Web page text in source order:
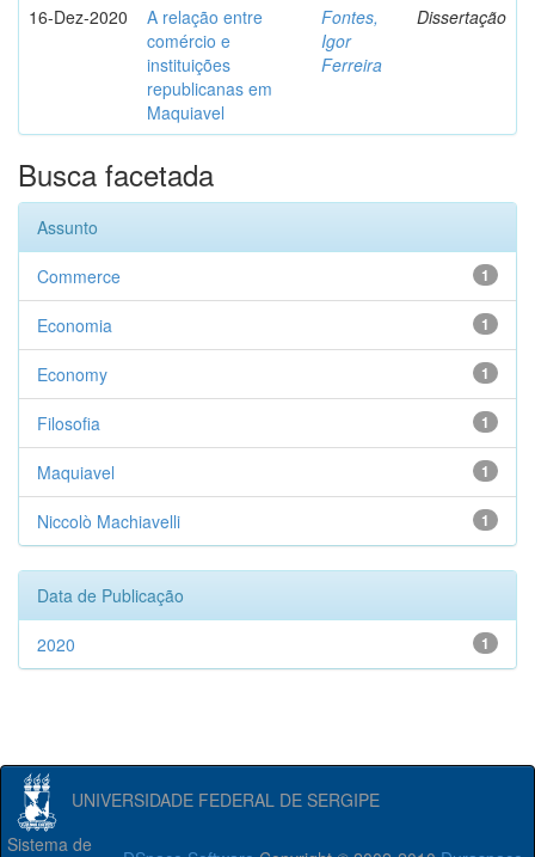
16-Dez-2020
A relação entre
comércio e
instituições
republicanas em
Maquiavel
Fontes,
Igor
Ferreira
Dissertação
Busca facetada
Assunto
1
Commerce
1
Economia
1
Economy
1
Filosofia
1
Maquiavel
1
Niccolò Machiavelli
Data de Publicação
1
2020
UNIVERSIDADE FEDERAL DE SERGIPE
Sistema de